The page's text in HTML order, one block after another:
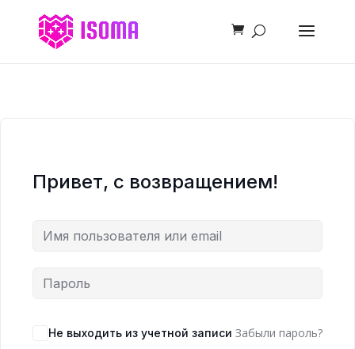
Привет, с возвращением!
Не выходить из учетной записи Забыли пароль?